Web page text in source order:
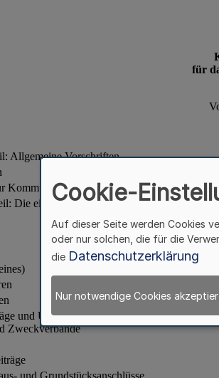
Cookie-
Auf dieser Seite werden Cookies
oder nur solchen, die für die
die Datenschutzerklärung
Nur notwendige Cookies